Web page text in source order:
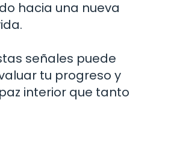
hacia una nueva
señales puede
tu progreso y
interior que tanto